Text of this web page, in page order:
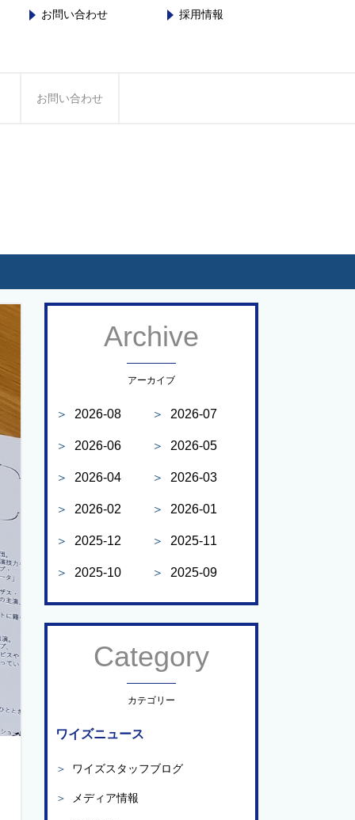
お問い合わせ 採用情報
お問い合わせ
Archive
アーカイブ
＞ 2026-08 ＞ 2026-07
＞ 2026-06 ＞ 2026-05
＞ 2026-04 ＞ 2026-03
＞ 2026-02 ＞ 2026-01
＞ 2025-12 ＞ 2025-11
＞ 2025-10 ＞ 2025-09
Category
カテゴリー
ワイズニュース
＞ ワイズスタッフブログ
＞ メディア情報